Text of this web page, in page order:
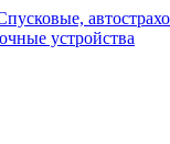
устройства